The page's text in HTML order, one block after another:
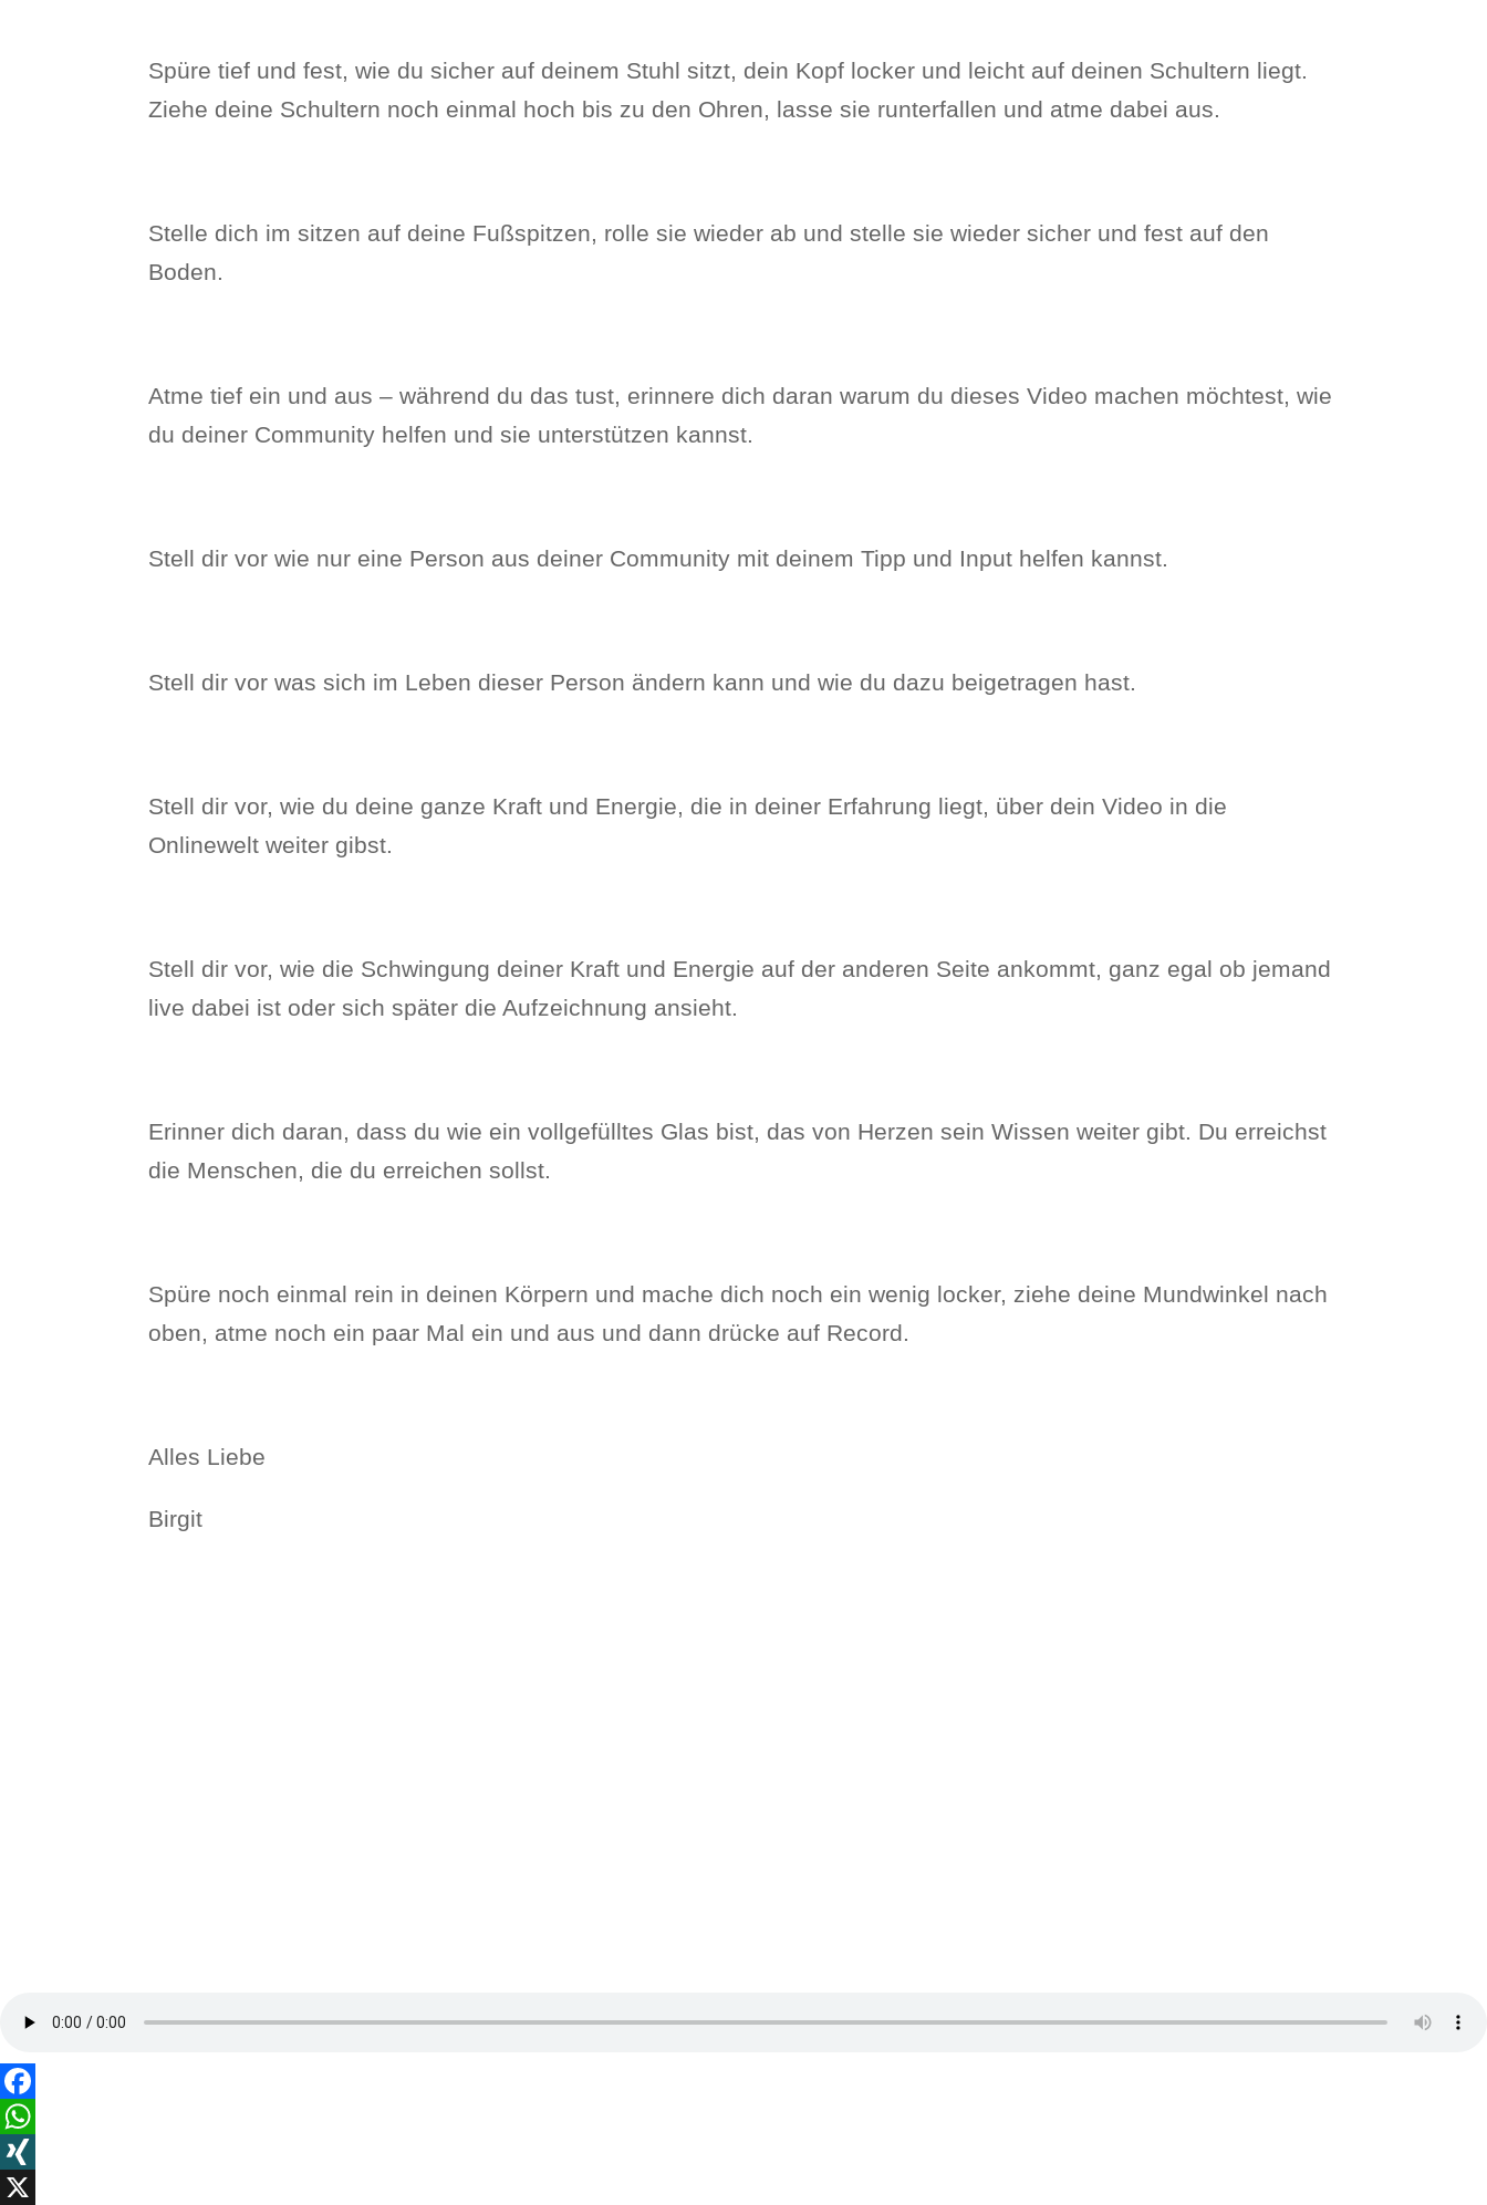
Spüre tief und fest, wie du sicher auf deinem Stuhl sitzt, dein Kopf locker und leicht auf deinen Schultern liegt.
Ziehe deine Schultern noch einmal hoch bis zu den Ohren, lasse sie runterfallen und atme dabei aus.
Stelle dich im sitzen auf deine Fußspitzen, rolle sie wieder ab und stelle sie wieder sicher und fest auf den
Boden.
Atme tief ein und aus – während du das tust, erinnere dich daran warum du dieses Video machen möchtest, wie
du deiner Community helfen und sie unterstützen kannst.
Stell dir vor wie nur eine Person aus deiner Community mit deinem Tipp und Input helfen kannst.
Stell dir vor was sich im Leben dieser Person ändern kann und wie du dazu beigetragen hast.
Stell dir vor, wie du deine ganze Kraft und Energie, die in deiner Erfahrung liegt, über dein Video in die
Onlinewelt weiter gibst.
Stell dir vor, wie die Schwingung deiner Kraft und Energie auf der anderen Seite ankommt, ganz egal ob jemand
live dabei ist oder sich später die Aufzeichnung ansieht.
Erinner dich daran, dass du wie ein vollgefülltes Glas bist, das von Herzen sein Wissen weiter gibt. Du erreichst
die Menschen, die du erreichen sollst.
Spüre noch einmal rein in deinen Körpern und mache dich noch ein wenig locker, ziehe deine Mundwinkel nach
oben, atme noch ein paar Mal ein und aus und dann drücke auf Record.
Alles Liebe
Birgit
Facebook
WhatsApp
XING